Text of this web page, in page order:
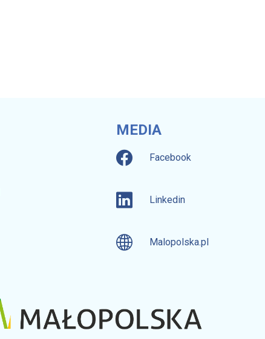
MEDIA
Facebook
Linkedin
Malopolska.pl